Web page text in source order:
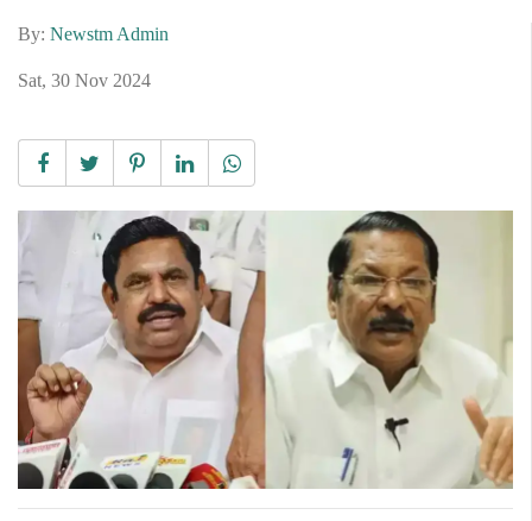
By: Newstm Admin
Sat, 30 Nov 2024